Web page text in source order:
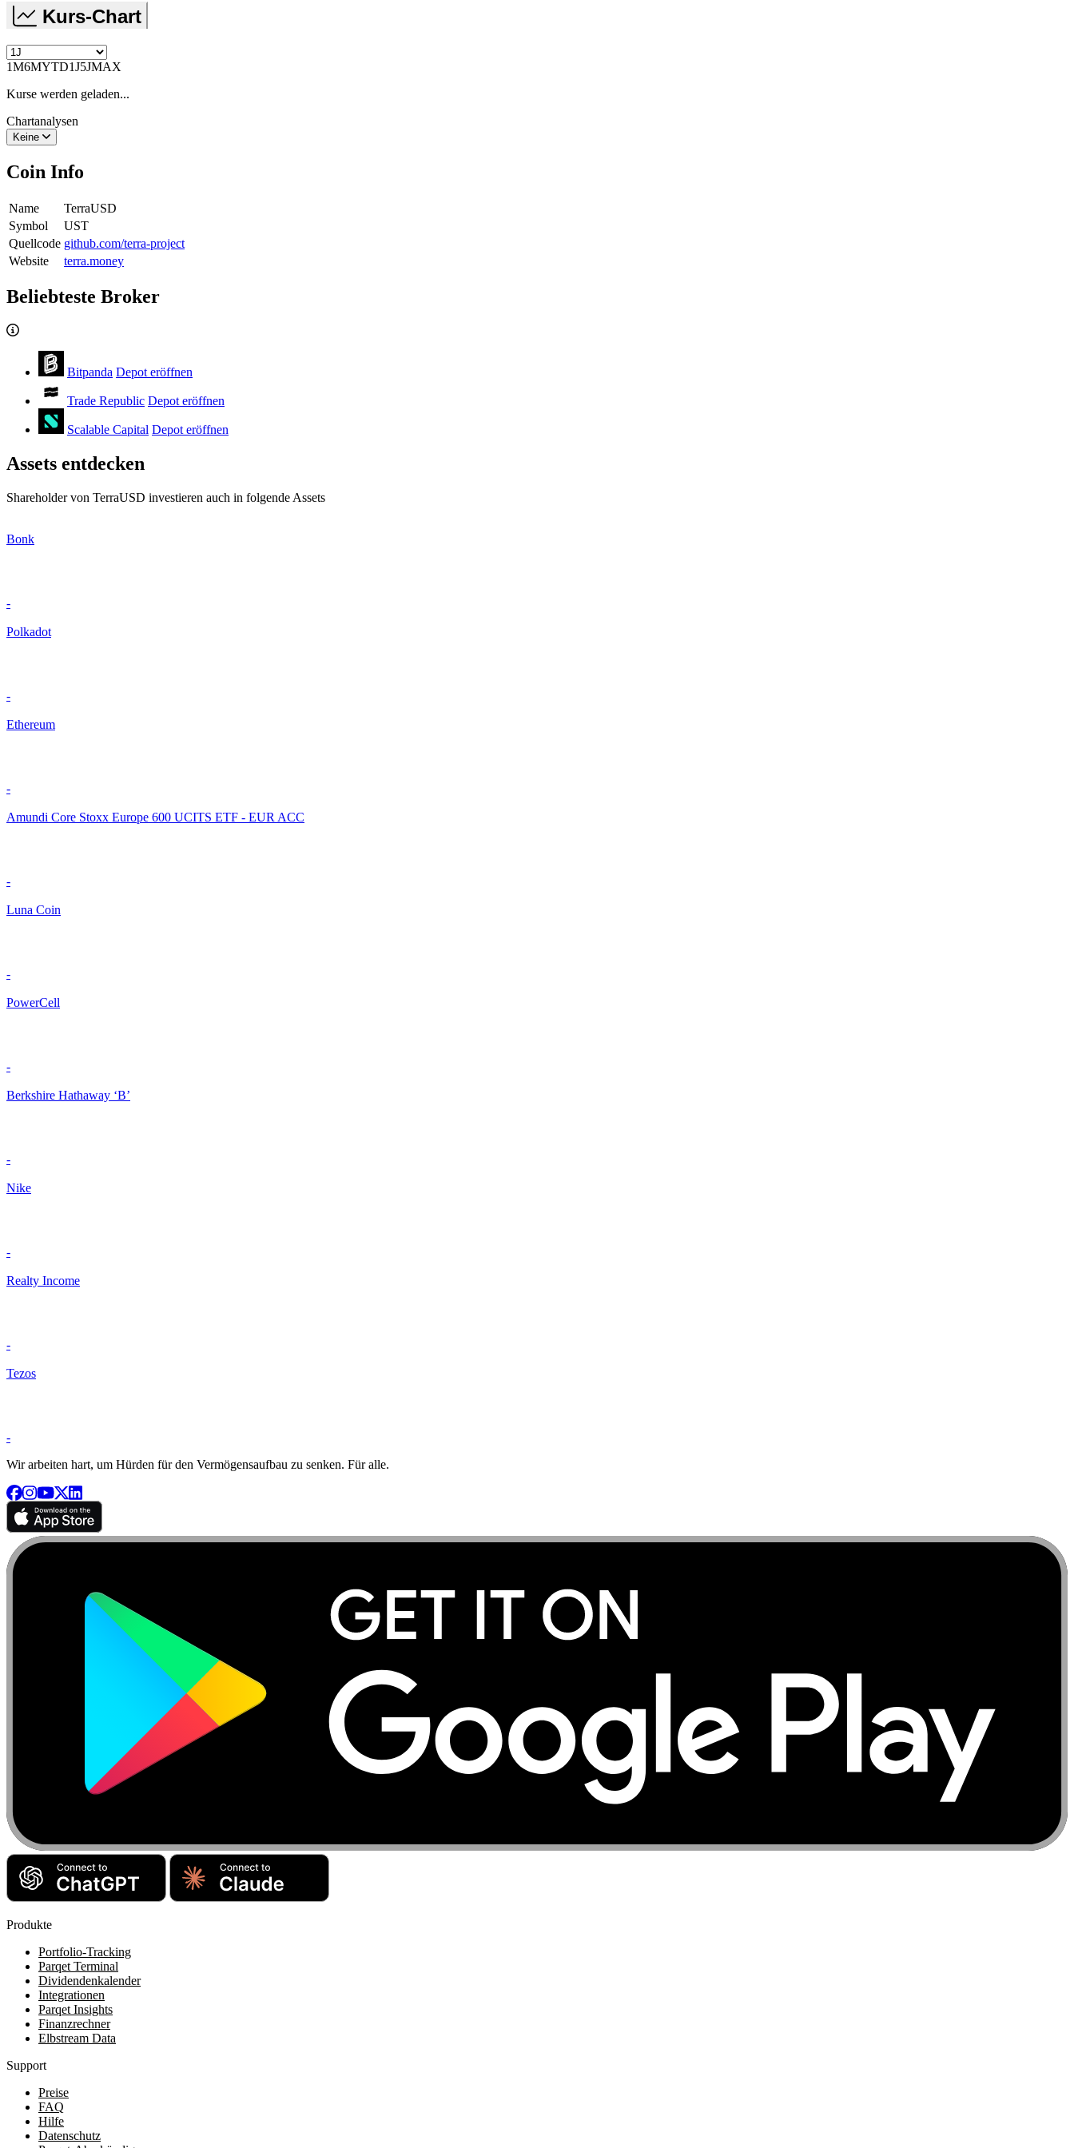
Kurs-Chart
1M6MYTD1J5JMAX
Kurse werden geladen...
Chartanalysen
Keine
Coin Info
Name
TerraUSD
Symbol
UST
Quellcode github.com/terra-project
Website
terra.money
Beliebteste Broker
Bitpanda Depot eröffnen
Trade Republic Depot eröffnen
Scalable Capital Depot eröffnen
Assets entdecken
Shareholder von TerraUSD investieren auch in folgende Assets
Bonk
-
Polkadot
-
Ethereum
-
Amundi Core Stoxx Europe 600 UCITS ETF - EUR ACC
-
Luna Coin
-
PowerCell
-
Berkshire Hathaway ‘B’
-
Nike
-
Realty Income
-
Tezos
-
Wir arbeiten hart, um Hürden für den Vermögensaufbau zu senken. Für alle.
Produkte
Portfolio-Tracking
Parqet Terminal
Dividendenkalender
Integrationen
Parqet Insights
Finanzrechner
Elbstream Data
Support
Preise
FAQ
Hilfe
Datenschutz